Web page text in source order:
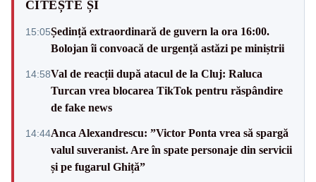
CITEȘTE ȘI
15:05Ședință extraordinară de guvern la ora 16:00.
Bolojan îi convoacă de urgență astăzi pe miniștrii
14:58Val de reacții după atacul de la Cluj: Raluca
Turcan vrea blocarea TikTok pentru răspândire
de fake news
14:44Anca Alexandrescu: ”Victor Ponta vrea să spargă
valul suveranist. Are în spate personaje din servicii
și pe fugarul Ghiță”